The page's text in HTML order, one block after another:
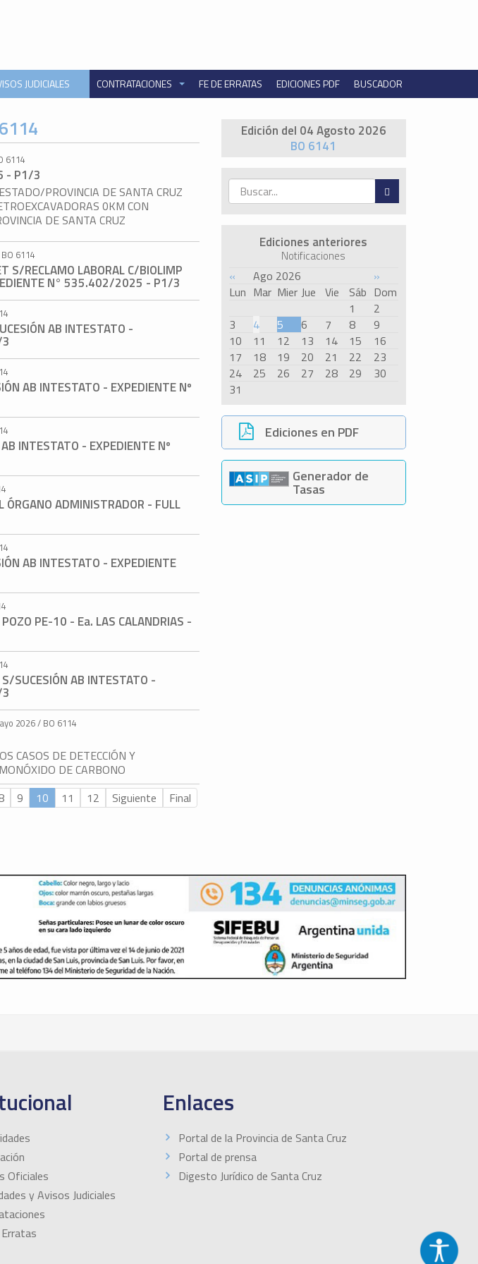
JUDICIALES CONTRATACIONES FE DE ERRATAS EDICIONES PDF BUSCADOR
Edición del 04 Agosto 2026
BO 6141
Ediciones anteriores
Notificaciones
« Ago 2026
»
Lun Mar Mier Jue Vie Sáb Dom
1
2
3
4 5 6 7 8
9
10
11 12 13 14 15
16
17
18 19 20 21 22
23
24
25 26 27 28 29
30
31
Ediciones en PDF
Generador de
Tasas
6114
- P1/3
PROVINCIA DE SANTA CRUZ
0KM CON
DE SANTA CRUZ
6114
S/RECLAMO LABORAL C/BIOLIMP
N° 535.402/2025 - P1/3
AB INTESTATO -
AB INTESTATO - EXPEDIENTE Nº
INTESTATO - EXPEDIENTE Nº
ÓRGANO ADMINISTRADOR - FULL
AB INTESTATO - EXPEDIENTE
PE-10 - Ea. LAS CALANDRIAS -
SUCESIÓN AB INTESTATO -
2026 / BO 6114
CASOS DE DETECCIÓN Y
DE CARBONO
9 10 11 12 Siguiente
Final
Oficiales
y Avisos Judiciales
Enlaces
Portal de la Provincia de Santa Cruz
Portal de prensa
Digesto Jurídico de Santa Cruz